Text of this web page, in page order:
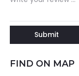
FIND ON MAP